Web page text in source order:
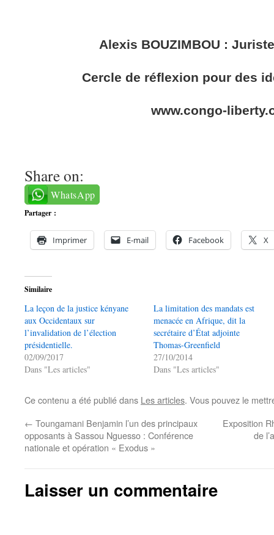
Alexis BOUZIMBOU :
Cercle de réflexion pour des
www.congo-
Share on:
WhatsApp
Partager :
Imprimer E-mail Facebook X
Similaire
La leçon de la justice kényane
aux Occidentaux sur
l’invalidation de l’élection
présidentielle.
02/09/2017
Dans "Les articles"
La limitation des mandats est
menacée en Afrique, dit la
secrétaire d’État adjointe
Thomas-Greenfield
27/10/2014
Dans "Les articles"
Ce contenu a été publié dans Les articles. Vous pouvez le
← Toungamani Benjamin l’un des principaux
opposants à Sassou Nguesso : Conférence
nationale et opération « Exodus »
Exposition
de
Laisser un commentaire